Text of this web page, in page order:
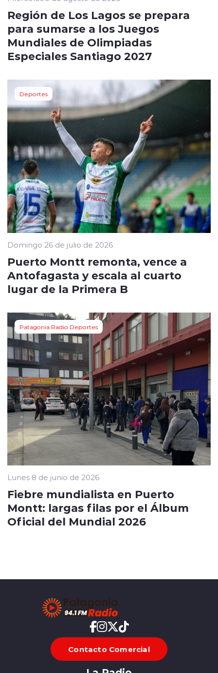
Región de Los Lagos se prepara
para sumarse a los Juegos
Mundiales de Olimpiadas
Especiales Santiago 2027
Deportes
Domingo 26 de julio de 2026
Puerto Montt remonta, vence a
Antofagasta y escala al cuarto
lugar de la Primera B
Patagonia Radio Deportes
Lunes 8 de junio de 2026
Fiebre mundialista en Puerto
Montt: largas filas por el Álbum
Oficial del Mundial 2026
Contacto Comercial